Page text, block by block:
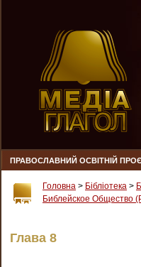
ПРАВОСЛАВНИЙ ОСВІТНІЙ
Головна > Бібліотека >
Библейское Общество
Глава 8